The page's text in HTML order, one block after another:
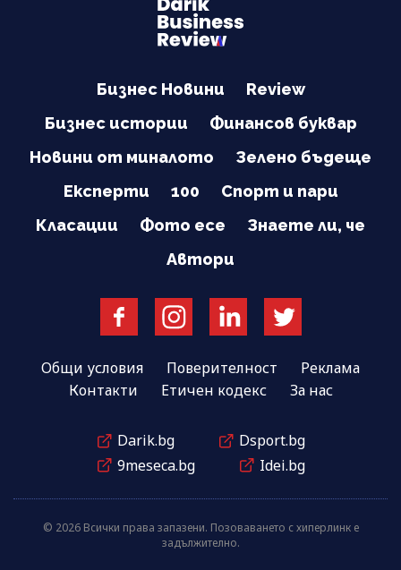
Бизнес Новини
Review
Бизнес истории
Финансов буквар
Новини от миналото
Зелено бъдеще
Експерти
100
Спорт и пари
Класации
Фото есе
Знаете ли, че
Автори
Общи условия Поверителност
Реклама
Контакти
Етичен кодекс За нас
Darik.bg
Dsport.bg
9meseca.bg
Idei.bg
© 2026 Всички права запазени. Позоваването с хиперлинк е
задължително.